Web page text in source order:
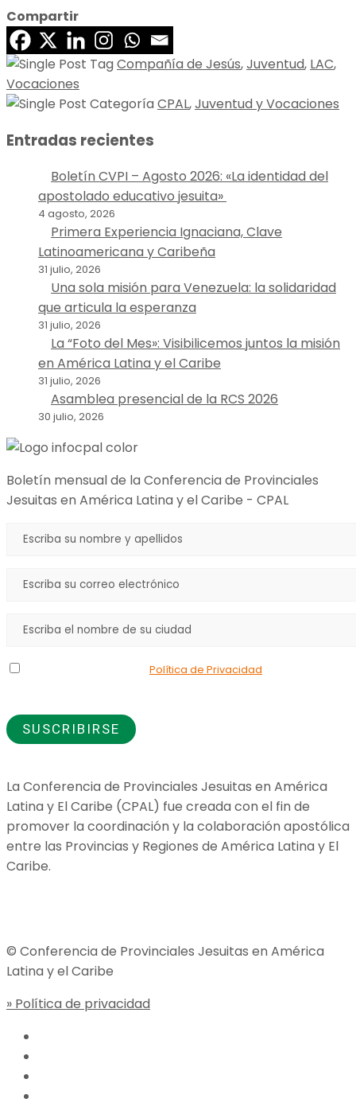
Compartir
Compañía de Jesús,Juventud, LAC,
Vocaciones
CPAL,Juventud y Vocaciones
Entradas recientes
Boletín CVPI – Agosto 2026: «La identidad del
apostolado educativo jesuita»
4 agosto, 2026
Primera Experiencia Ignaciana, Clave
Latinoamericana y Caribeña
31 julio, 2026
Una sola misión para Venezuela: la solidaridad
que articula la esperanza
31 julio, 2026
La “Foto del Mes»: Visibilicemos juntos la misión
en América Latina y el Caribe
31 julio, 2026
Asamblea presencial de la RCS 2026
30 julio, 2026
Boletín mensual de la Conferencia de Provinciales
Jesuitas en América Latina y el Caribe - CPAL
Política de Privacidad
La Conferencia de Provinciales Jesuitas en América
Latina y El Caribe (CPAL) fue creada con el fin de
promover la coordinación y la colaboración apostólica
entre las Provincias y Regiones de América Latina y El
Caribe.
© Conferencia de Provinciales Jesuitas en América
Latina y el Caribe
» Política de privacidad